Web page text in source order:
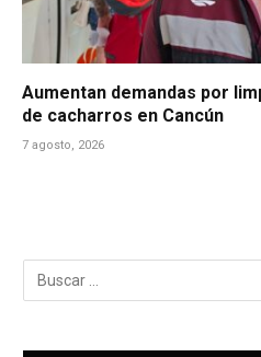
Aumentan demandas por
de cacharros en Cancún
7 agosto, 2026